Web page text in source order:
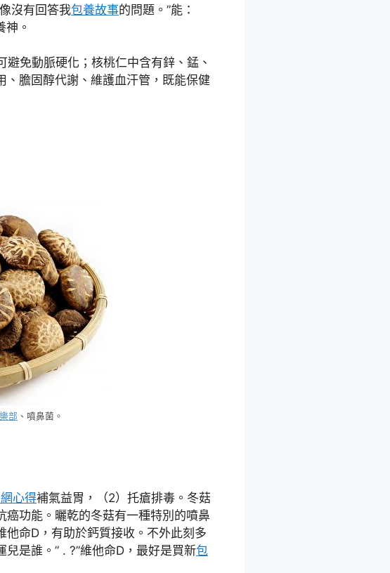
沒有回答我包養故事的問題。”能：
神。
免動脈硬化；核桃仁中含有鋅、錳、
、膽固醇代謝、維護血汗管，既能保健
部 、噴鼻菌。
心得補氣益胃，（2）托瘡排毒。冬菇
功能。曬乾的冬菇有一種特別的噴鼻
命D，有助於鈣質接收。不外此刻多
是誰。” . ?”維他命D，最好是買新包